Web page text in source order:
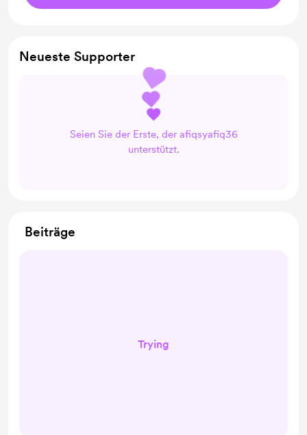
Neueste Supporter
Seien Sie der Erste, der afiqsyafiq36
unterstützt.
Beiträge
Trying